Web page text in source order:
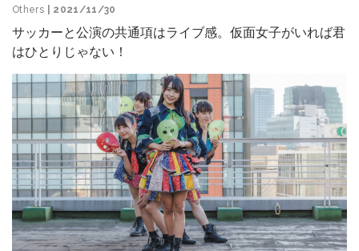
Others | 2021/11/30
サッカーと公演の共通項はライブ感。仮面女子がいれば君
はひとりじゃない！